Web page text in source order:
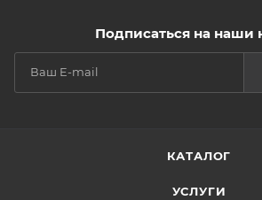
Подписаться на наши
КАТАЛОГ
УСЛУГИ